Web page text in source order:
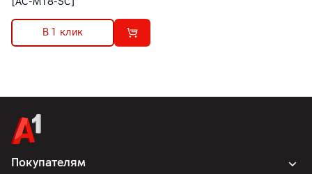
В 1 клик
Покупателям